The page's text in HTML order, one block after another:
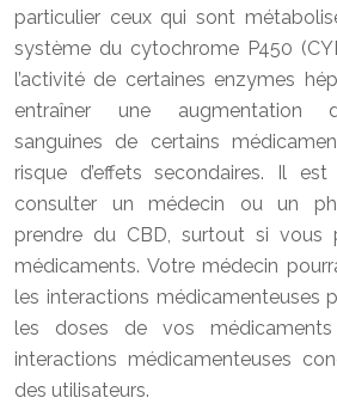
particulier ceux qui sont
système du cytochrome P450
l’activité de certaines enzymes
entraîner une augmentation
sanguines de certains
risque d’effets secondaires. Il
consulter un médecin ou un
prendre du CBD, surtout si vous
médicaments. Votre médecin
les interactions médicamenteuses
les doses de vos
interactions médicamenteuses
des utilisateurs.